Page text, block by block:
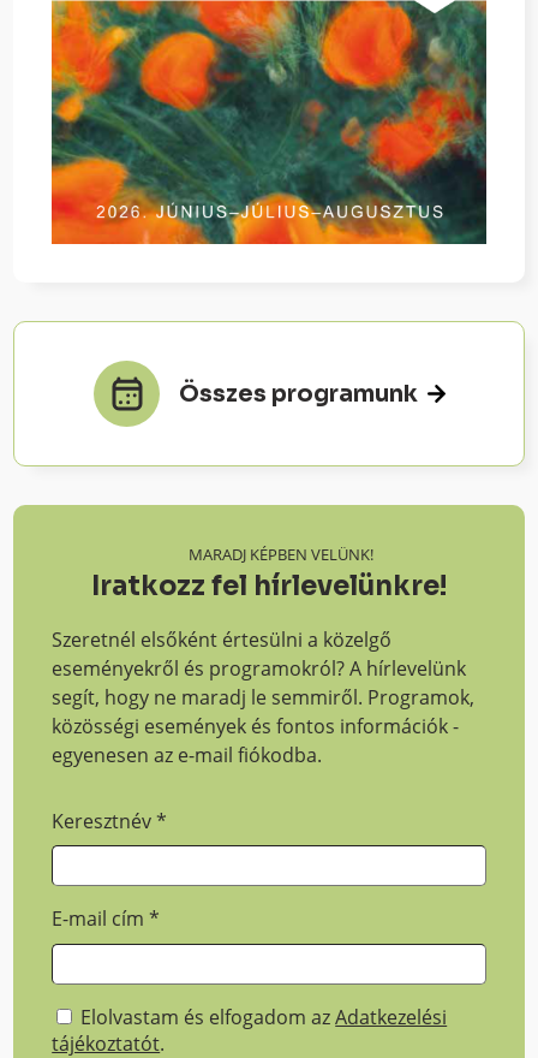
Összes programunk
MARADJ KÉPBEN VELÜNK!
Iratkozz fel hírlevelünkre!
Szeretnél elsőként értesülni a közelgő
eseményekről és programokról? A hírlevelünk
segít, hogy ne maradj le semmiről. Programok,
közösségi események és fontos információk -
egyenesen az e-mail fiókodba.
Keresztnév*
E-mail cím*
Elolvastam és elfogadom azAdatkezelési
tájékoztatót.